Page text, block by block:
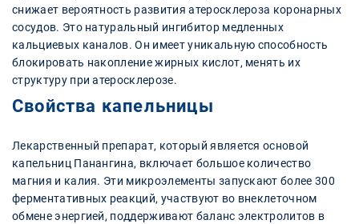
снижает вероятность развития атеросклероза коронарных
сосудов. Это натуральный ингибитор медленных
кальциевых каналов. Он имеет уникальную способность
блокировать накопление жирных кислот, менять их
структуру при атеросклерозе.
Свойства капельницы
Лекарственный препарат, который является основой
капельниц Панангина, включает большое количество
магния и калия. Эти микроэлементы запускают более 300
ферментативных реакций, участвуют во внеклеточном
обмене энергией, поддерживают баланс электролитов в